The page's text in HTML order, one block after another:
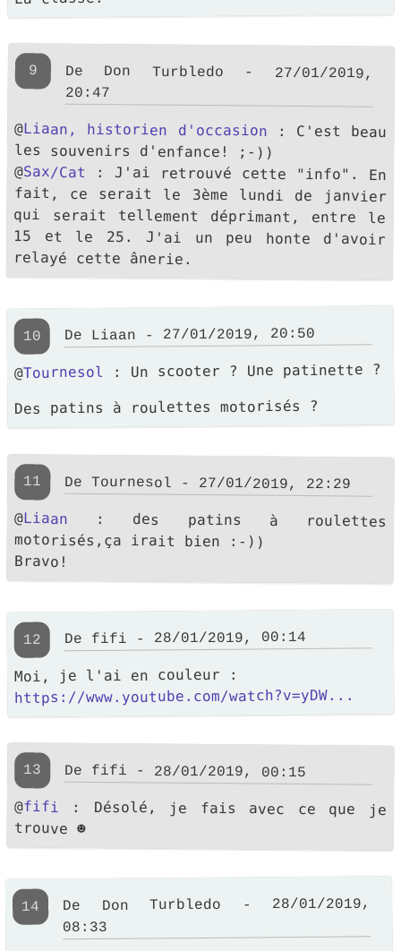
9 De Don Turbledo - 27/01/2019,
20:47
@Liaan, historien d'occasion : C'est beau
les souvenirs d'enfance! ;-))
@Sax/Cat : J'ai retrouvé cette "info". En
fait, ce serait le 3ème lundi de janvier
qui serait tellement déprimant, entre le
15 et le 25. J'ai un peu honte d'avoir
relayé cette ânerie.
10 De Liaan - 27/01/2019, 20:50
@Tournesol : Un scooter ? Une patinette ?
Des patins à roulettes motorisés ?
11 De Tournesol - 27/01/2019, 22:29
@Liaan : des patins à roulettes
motorisés,ça irait bien :-))
Bravo!
12 De fifi - 28/01/2019, 00:14
Moi, je l'ai en couleur :
https://www.youtube.com/watch?v=yDW...
13 De fifi - 28/01/2019, 00:15
@fifi : Désolé, je fais avec ce que je
trouve ☻
14 De Don Turbledo - 28/01/2019,
08:33